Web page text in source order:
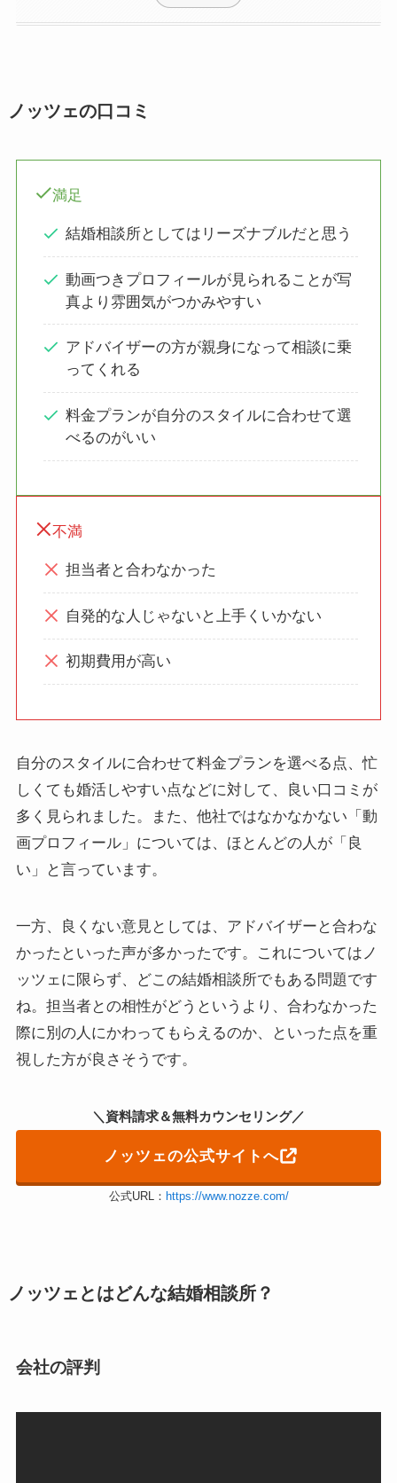
ノッツェの口コミ
満足
結婚相談所としてはリーズナブルだと思う
動画つきプロフィールが見られることが写
真より雰囲気がつかみやすい
アドバイザーの方が親身になって相談に乗
ってくれる
料金プランが自分のスタイルに合わせて選
べるのがいい
不満
担当者と合わなかった
自発的な人じゃないと上手くいかない
初期費用が高い
自分のスタイルに合わせて料金プランを選べる点、忙
しくても婚活しやすい点などに対して、良い口コミが
多く見られました。また、他社ではなかなかない「動
画プロフィール」については、ほとんどの人が「良
い」と言っています。
一方、良くない意見としては、アドバイザーと合わな
かったといった声が多かったです。これについてはノ
ッツェに限らず、どこの結婚相談所でもある問題です
ね。担当者との相性がどうというより、合わなかった
際に別の人にかわってもらえるのか、といった点を重
視した方が良さそうです。
＼資料請求＆無料カウンセリング／
ノッツェの公式サイトへ
公式URL： https://www.nozze.com/
ノッツェとはどんな結婚相談所？
会社の評判